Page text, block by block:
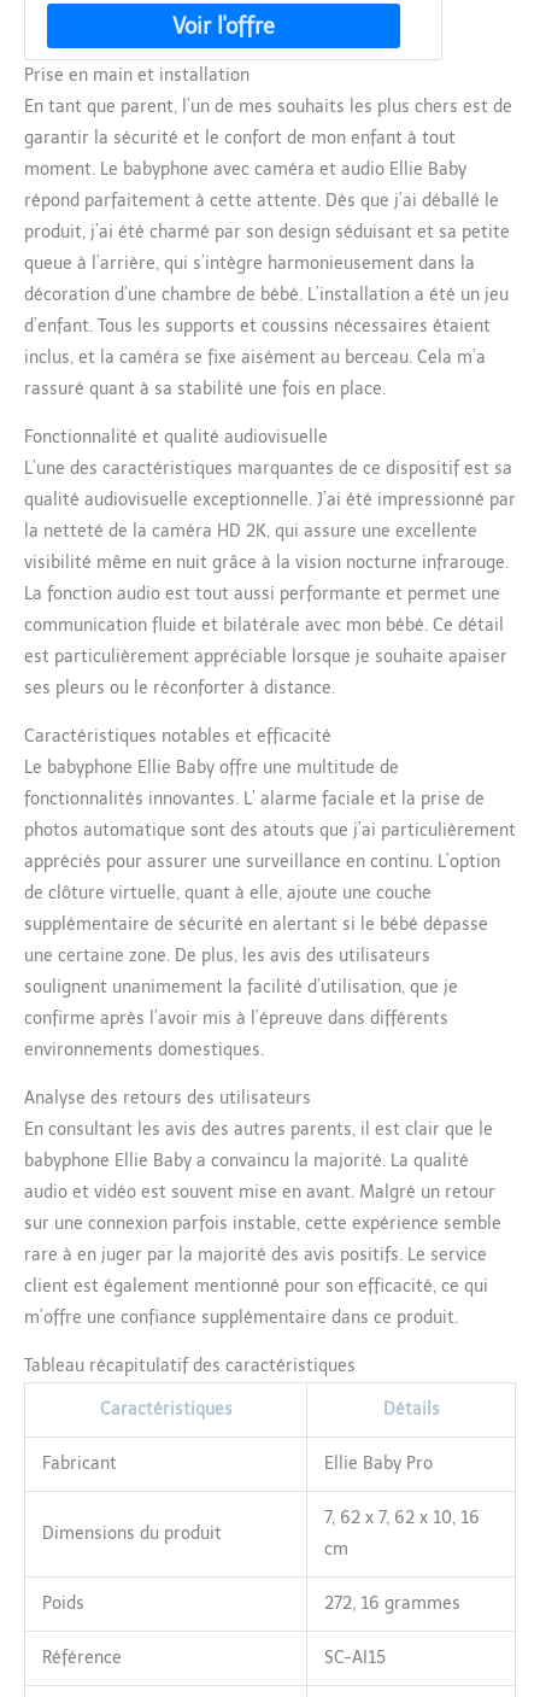
enfant. Si votre bébé pleure pendant son
sommeil ou a empêché la bouche et le nez
d'une couverture, vous recevrez un message
d'avertissement à temps pour éviter les
accidents. Suivi automatique : grâce à la
rotation horizontale à 360 ° et à la verticale
à 75 ° et à la fonction de suivi automatique,
le babyphone peut surveiller votre bébé sous
différents angles. Vous avez un œil sur
chaque mouvement de votre bébé. Audio
bidirectionnel et apaisement instantané :
jouez des berceuses ou menez une
conversation apaisante avec votre enfant via
la fonction audio bidirectionnelle pour
apaiser rapidement votre bébé. Contrôle par
application et notification en temps
opportun : vous pouvez surveiller votre bébé
sur votre téléphone portable à tout moment.
En outre, vous pouvez également recevoir
des messages de votre bébé via le téléphone
portable. . Caméra HD 2K et vision nocturne :
augmentez votre expérience de surveillance
avec notre caméra HD 2K de pointe et vision
nocturne. Gardez un œil sur votre enfant
même dans des conditions de faible
luminosité et profitez d'une image nette et
vivante. Capturez des moments précieux :
chaque moment enchanteur avec notre
fonction de prise de photo automatique. Que
ce soit pour des rires ludiques ou une sieste
tranquille, notre baby-sitter garantit que
vous ne manquerez aucun souvenir.
【N'importe où】 Configurez une clôture
virtuelle pour garantir la sécurité de votre
bébé. Avec des mesures intégrées de la
température et de l'humidité, vous pouvez
créer l'environnement idéal pour votre
enfant, peu importe où vous vous trouvez.
Notre babyphone est votre partenaire fiable
sur le chemin de la parentalité et offre une
gamme complète de fonctionnalités pour
améliorer le bien-être de votre enfant et
Prise en main et installation
En tant que parent, l’un de mes souhaits les plus chers est de
garantir la sécurité et le confort de mon enfant à tout
moment. Le babyphone avec caméra et audio Ellie Baby
répond parfaitement à cette attente. Dès que j’ai déballé le
produit, j’ai été charmé par son design séduisant et sa petite
queue à l’arrière, qui s’intègre harmonieusement dans la
décoration d’une chambre de bébé. L’installation a été un jeu
d’enfant. Tous les supports et coussins nécessaires étaient
inclus, et la caméra se fixe aisément au berceau. Cela m’a
rassuré quant à sa stabilité une fois en place.
Fonctionnalité et qualité audiovisuelle
L’une des caractéristiques marquantes de ce dispositif est sa
qualité audiovisuelle exceptionnelle. J’ai été impressionné par
la netteté de la caméra HD 2K, qui assure une excellente
visibilité même en nuit grâce à la vision nocturne infrarouge.
La fonction audio est tout aussi performante et permet une
communication fluide et bilatérale avec mon bébé. Ce détail
est particulièrement appréciable lorsque je souhaite apaiser
ses pleurs ou le réconforter à distance.
Caractéristiques notables et efficacité
Le babyphone Ellie Baby offre une multitude de
fonctionnalités innovantes. L’ alarme faciale et la prise de
photos automatique sont des atouts que j’ai particulièrement
appréciés pour assurer une surveillance en continu. L’option
de clôture virtuelle, quant à elle, ajoute une couche
supplémentaire de sécurité en alertant si le bébé dépasse
une certaine zone. De plus, les avis des utilisateurs
soulignent unanimement la facilité d’utilisation, que je
confirme après l’avoir mis à l’épreuve dans différents
environnements domestiques.
Analyse des retours des utilisateurs
En consultant les avis des autres parents, il est clair que le
babyphone Ellie Baby a convaincu la majorité. La qualité
audio et vidéo est souvent mise en avant. Malgré un retour
sur une connexion parfois instable, cette expérience semble
rare à en juger par la majorité des avis positifs. Le service
client est également mentionné pour son efficacité, ce qui
m’offre une confiance supplémentaire dans ce produit.
Tableau récapitulatif des caractéristiques
Caractéristiques Détails
Fabricant Ellie Baby Pro
Dimensions du produit
7, 62 x 7, 62 x 10, 16
cm
Poids 272, 16 grammes
Référence SC-AI15